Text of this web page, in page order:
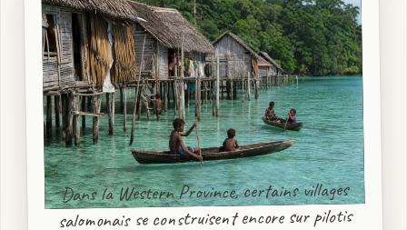
Dans la Western Province, certains villages
salomonais se construisent encore sur pilotis